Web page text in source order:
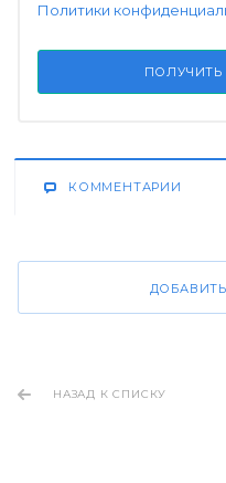
Политики
КОММЕНТАРИИ
НАЗАД К СПИСКУ